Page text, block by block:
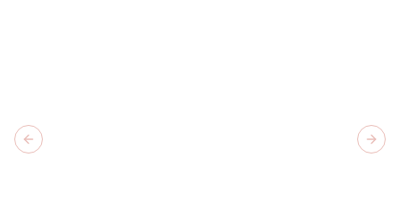
Previous slide